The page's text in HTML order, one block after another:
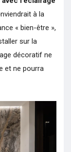
à la
« bien-être »,
sur la
décoratif ne
et ne pourra